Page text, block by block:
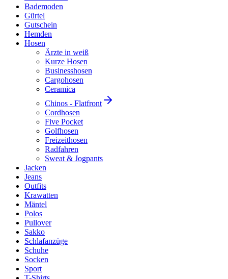
Bademoden
Gürtel
Gutschein
Hemden
Hosen
Ärzte in weiß
Kurze Hosen
Businesshosen
Cargohosen
Ceramica
Chinos - Flatfront
Cordhosen
Five Pocket
Golfhosen
Freizeithosen
Radfahren
Sweat & Jogpants
Jacken
Jeans
Outfits
Krawatten
Mäntel
Polos
Pullover
Sakko
Schlafanzüge
Schuhe
Socken
Sport